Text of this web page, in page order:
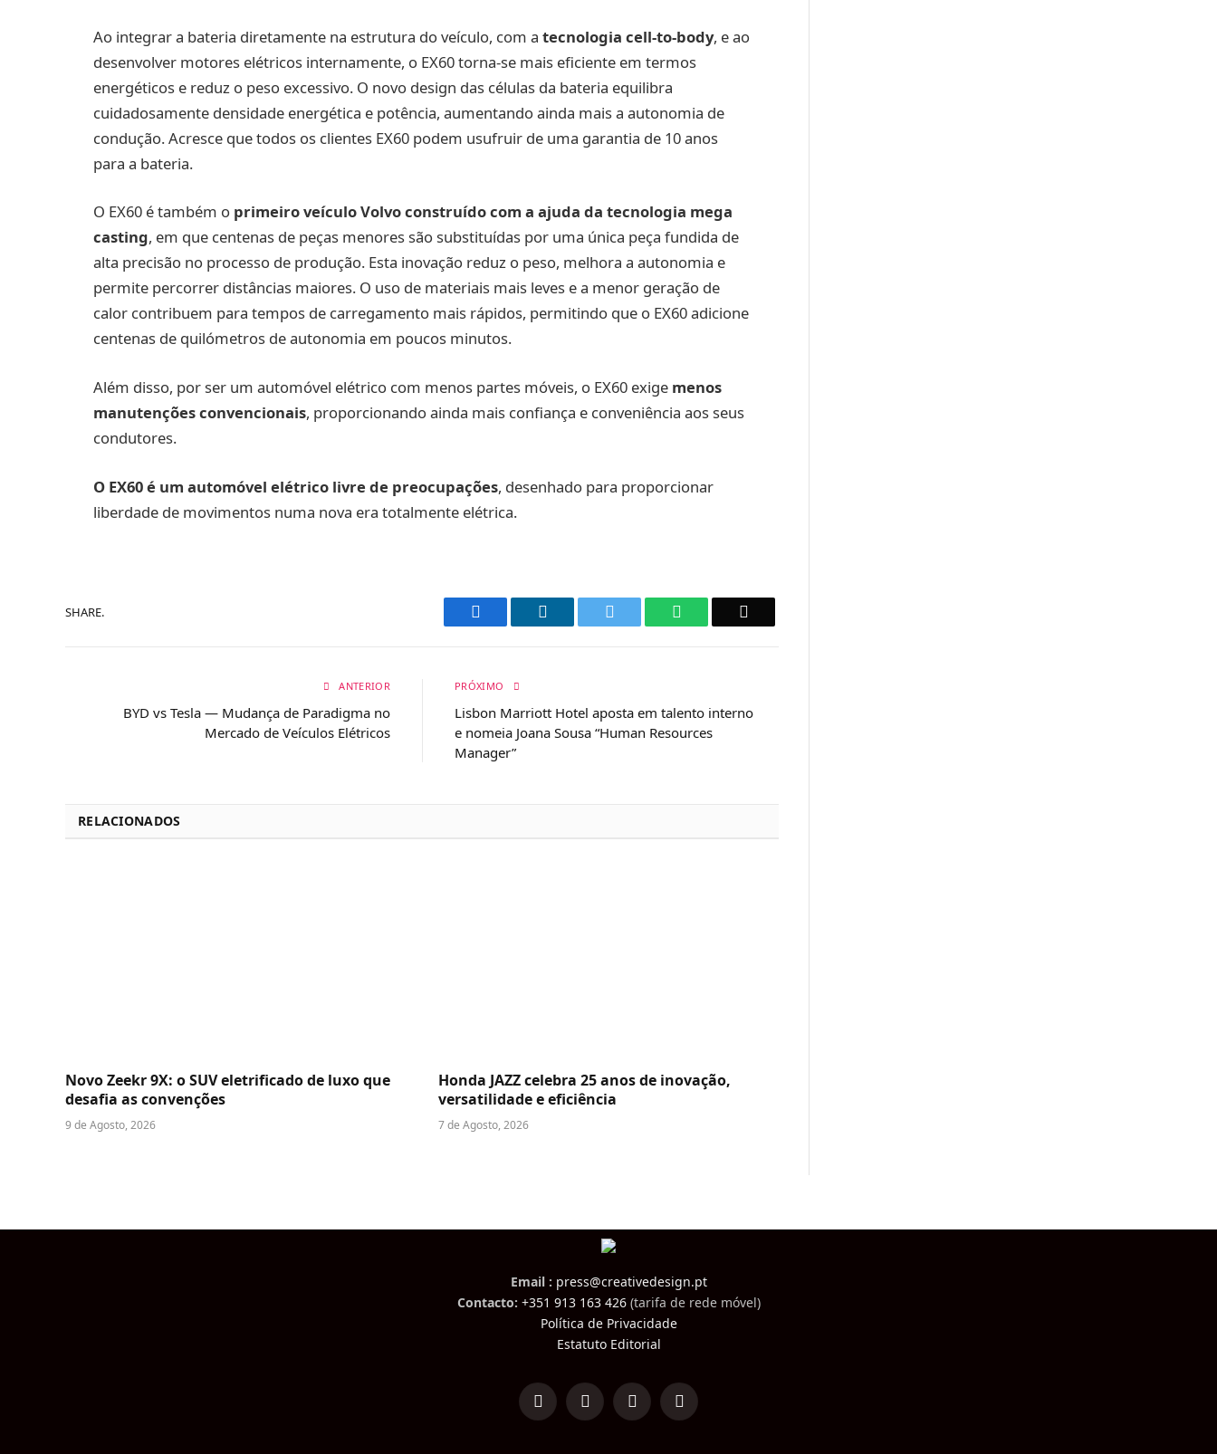
Ao integrar a bateria diretamente na estrutura do veículo, com a tecnologia cell-to-body, e ao
desenvolver motores elétricos internamente, o EX60 torna-se mais eficiente em termos
energéticos e reduz o peso excessivo. O novo design das células da bateria equilibra
cuidadosamente densidade energética e potência, aumentando ainda mais a autonomia de
condução. Acresce que todos os clientes EX60 podem usufruir de uma garantia de 10 anos
para a bateria.
O EX60 é também o primeiro veículo Volvo construído com a ajuda da tecnologia mega
casting, em que centenas de peças menores são substituídas por uma única peça fundida de
alta precisão no processo de produção. Esta inovação reduz o peso, melhora a autonomia e
permite percorrer distâncias maiores. O uso de materiais mais leves e a menor geração de
calor contribuem para tempos de carregamento mais rápidos, permitindo que o EX60 adicione
centenas de quilómetros de autonomia em poucos minutos.
Além disso, por ser um automóvel elétrico com menos partes móveis, o EX60 exige menos
manutenções convencionais, proporcionando ainda mais confiança e conveniência aos seus
condutores.
O EX60 é um automóvel elétrico livre de preocupações, desenhado para proporcionar
liberdade de movimentos numa nova era totalmente elétrica.
SHARE. Facebook LinkedIn WhatsApp
ANTERIOR
BYD vs Tesla — Mudança de Paradigma no
Mercado de Veículos Elétricos
PRÓXIMO
Lisbon Marriott Hotel aposta em talento interno
e nomeia Joana Sousa “Human Resources
Manager”
RELACIONADOS
Novo Zeekr 9X: o SUV eletrificado de luxo que
desafia as convenções
9 de Agosto, 2026
Honda JAZZ celebra 25 anos de inovação,
versatilidade e eficiência
7 de Agosto, 2026
Email : press@creativedesign.pt
Contacto: +351 913 163 426(tarifa de rede móvel)
Política de Privacidade
Estatuto Editorial
LinkedInFacebookInstagramTikTok